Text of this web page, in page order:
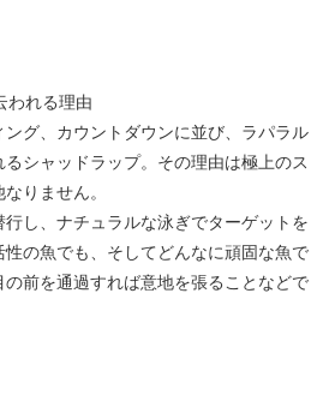
われる理由
グ、カウントダウンに並び、ラパラル
シャッドラップ。その理由は極上のス
りません。
行し、ナチュラルな泳ぎでターゲットを
の魚でも、そしてどんなに頑固な魚で
の前を通過すれば意地を張ることなどで